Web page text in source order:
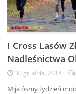
I Cross Lasów
Nadleśnictwa
30 grudnia, 2014
Mija ósmy tydzień